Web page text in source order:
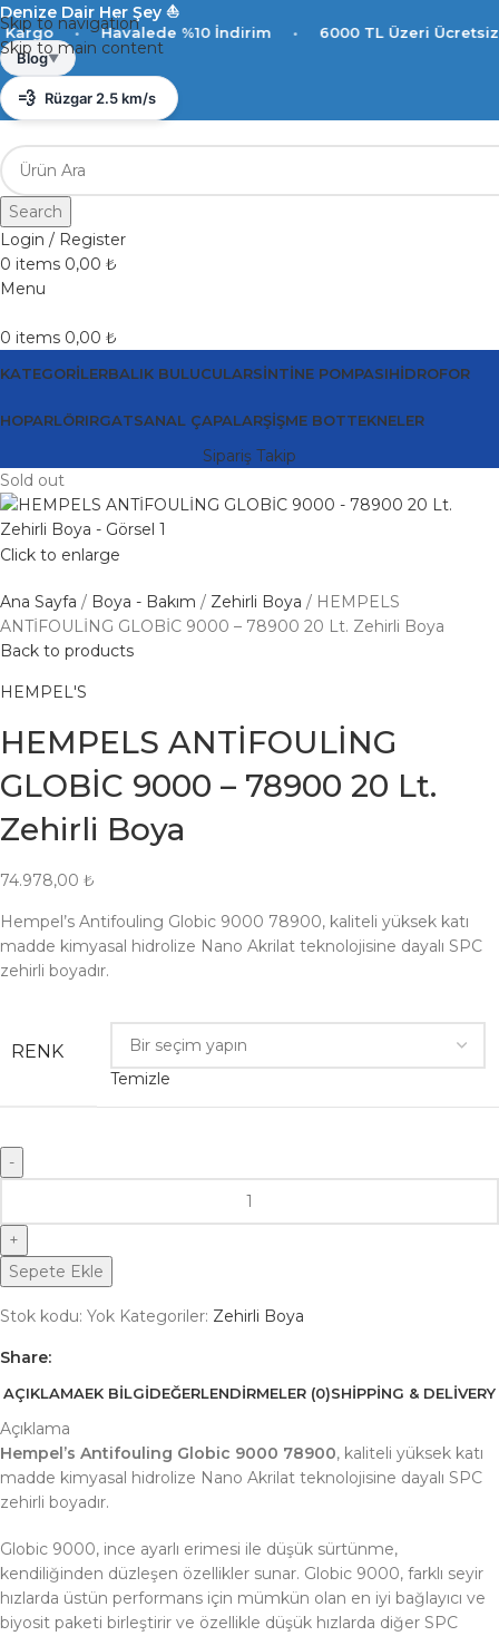
Skip to navigation
Skip to main content
Denize Dair Her Şey ⛵️
• Havalede %10 İndirim •
6000 TL Üzeri Ücretsiz
Blog▼
☀️ Antalya 29°C
💨 Rüzgar 2.5 km/s
💧 Nem %85
Search
Login / Register
0 items 0,00 ₺
Menu
0 items 0,00 ₺
KATEGORILERBALIK BULUCULARSINTINE POMPASIHIDROFOR
HOPARLÖRIRGATSANAL ÇAPALARŞIŞME BOTTEKNELER
Sipariş Takip
Sold out
Click to enlarge
Ana Sayfa Boya - Bakım Zehirli Boya
HEMPELS
ANTİFOULİNG GLOBİC 9000 – 78900 20 Lt. Zehirli Boya
Back to products
HEMPEL'S
HEMPELS ANTİFOULİNG
GLOBİC 9000 – 78900 20 Lt.
Zehirli Boya
74.978,00 ₺
Hempel’s Antifouling Globic 9000 78900, kaliteli yüksek katı
madde kimyasal hidrolize Nano Akrilat teknolojisine dayalı SPC
zehirli boyadır.
RENK
Temizle
Sepete Ekle
Stok kodu: Yok Kategoriler: Zehirli Boya
Share:
AÇIKLAMAEK BILGIDEĞERLENDIRMELER (0)SHIPPING & DELIVERY
Açıklama
Hempel’s Antifouling Globic 9000 78900, kaliteli yüksek katı
madde kimyasal hidrolize Nano Akrilat teknolojisine dayalı SPC
zehirli boyadır.
Globic 9000, ince ayarlı erimesi ile düşük sürtünme,
kendiliğinden düzleşen özellikler sunar. Globic 9000, farklı seyir
hızlarda üstün performans için mümkün olan en iyi bağlayıcı ve
biyosit paketi birleştirir ve özellikle düşük hızlarda diğer SPC